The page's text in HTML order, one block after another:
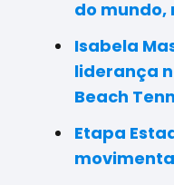
do mundo,
Isabela
liderança
Beach
Etapa